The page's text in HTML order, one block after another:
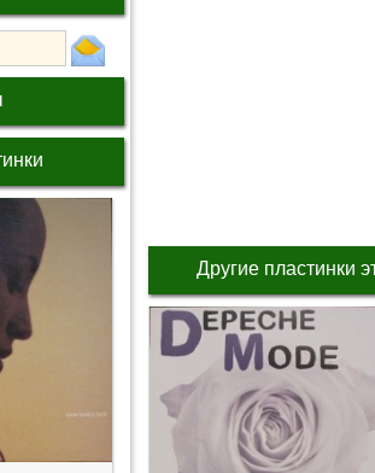
Другие пластинки